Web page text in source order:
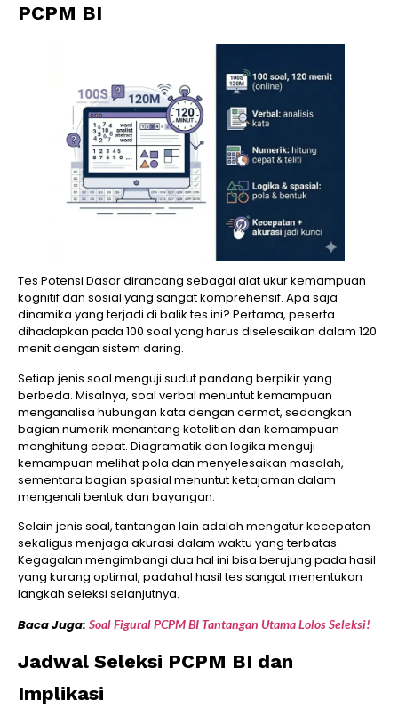
PCPM BI
Tes Potensi Dasar dirancang sebagai alat ukur kemampuan
kognitif dan sosial yang sangat komprehensif. Apa saja
dinamika yang terjadi di balik tes ini? Pertama, peserta
dihadapkan pada 100 soal yang harus diselesaikan dalam 120
menit dengan sistem daring.
Setiap jenis soal menguji sudut pandang berpikir yang
berbeda. Misalnya, soal verbal menuntut kemampuan
menganalisa hubungan kata dengan cermat, sedangkan
bagian numerik menantang ketelitian dan kemampuan
menghitung cepat. Diagramatik dan logika menguji
kemampuan melihat pola dan menyelesaikan masalah,
sementara bagian spasial menuntut ketajaman dalam
mengenali bentuk dan bayangan.
Selain jenis soal, tantangan lain adalah mengatur kecepatan
sekaligus menjaga akurasi dalam waktu yang terbatas.
Kegagalan mengimbangi dua hal ini bisa berujung pada hasil
yang kurang optimal, padahal hasil tes sangat menentukan
langkah seleksi selanjutnya.
Baca Juga: Soal Figural PCPM BI Tantangan Utama Lolos Seleksi!
Jadwal Seleksi PCPM BI dan
Implikasi